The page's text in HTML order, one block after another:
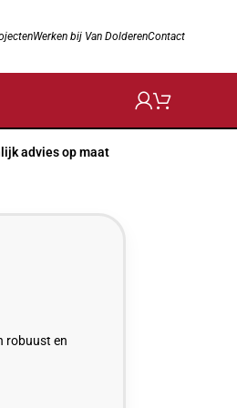
Werken bij Van DolderenContact
advies op maat
robuust en